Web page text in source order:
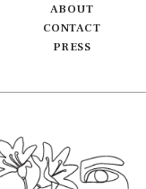
ABOUT
CONTACT
PRESS